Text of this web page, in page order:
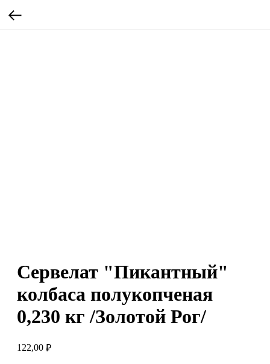
Сервелат "Пикантный"
колбаса полукопченая
0,230 кг /Золотой Рог/
122,00 ₽